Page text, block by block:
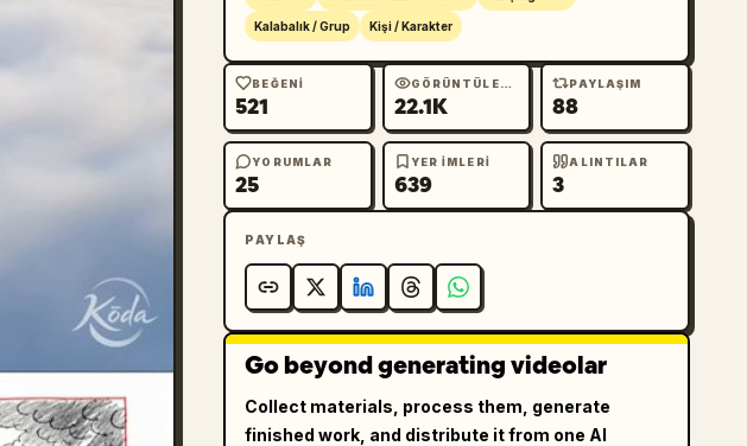
Kalabalık / Grup Kişi / Karakter
BEĞENI
521
GÖRÜNTÜLEME
22.1K
PAYLAŞIM
88
YORUMLAR
25
YER IMLERI
639
ALINTILAR
3
PAYLAŞ
Go beyond generating videolar
Collect materials, process them, generate
finished work, and distribute it from one AI